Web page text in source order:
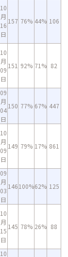
10
月
16
日
157 76% 44% 106
10
月
09
日
151 92% 71% 82
09
月
04
日
150 77% 67% 447
10
月
09
日
149 79% 17% 861
09
月
03
日
146100%62% 125
10
月
15
日
145 78% 26% 88
10